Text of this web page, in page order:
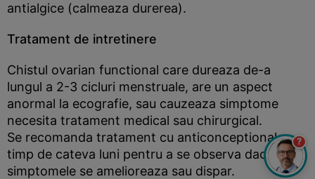
antialgice (calmeaza durerea).
Tratament de intretinere
Chistul ovarian functional care dureaza de-a
lungul a 2-3 cicluri menstruale, are un aspect
anormal la ecografie, sau cauzeaza simptome
necesita tratament medical sau chirurgical.
Se recomanda tratament cu anticonceptionale
timp de cateva luni pentru a se observa daca
simptomele se amelioreaza sau dispar.
?